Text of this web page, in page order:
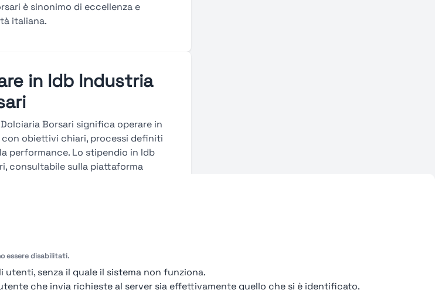
essere disabilitati.
utenti, senza il quale il sistema non funziona.
che invia richieste al server sia effettivamente quello che si è identificato.
è sinonimo di eccellenza e
italiana.
in Idb Industria
Borsari significa operare in
obiettivi chiari, processi definiti
performance. Lo stipendio in Idb
consultabile sulla piattaforma